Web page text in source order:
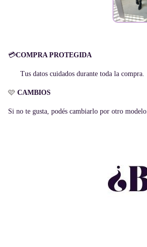
💳COMPRA PROTEGIDA
Tus datos cuidados durante toda la compra.
🩷 CAMBIOS
Si no te gusta, podés cambiarlo por otro modelo.